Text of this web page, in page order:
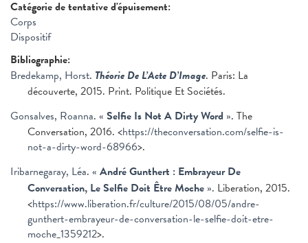
Catégorie de tentative d'épuisement:
Corps
Dispositif
Bibliographie:
Bredekamp, Horst. Théorie De L’Acte D’Image. Paris: La
découverte, 2015. Print. Politique Et Sociétés.
Gonsalves, Roanna. « Selfie Is Not A Dirty Word ». The
Conversation, 2016. <https://theconversation.com/selfie-is-
not-a-dirty-word-68966>.
Iribarnegaray, Léa. « André Gunthert : Embrayeur De
Conversation, Le Selfie Doit Être Moche ». Liberation, 2015.
<https://www.liberation.fr/culture/2015/08/05/andre-
gunthert-embrayeur-de-conversation-le-selfie-doit-etre-
moche_1359212>.